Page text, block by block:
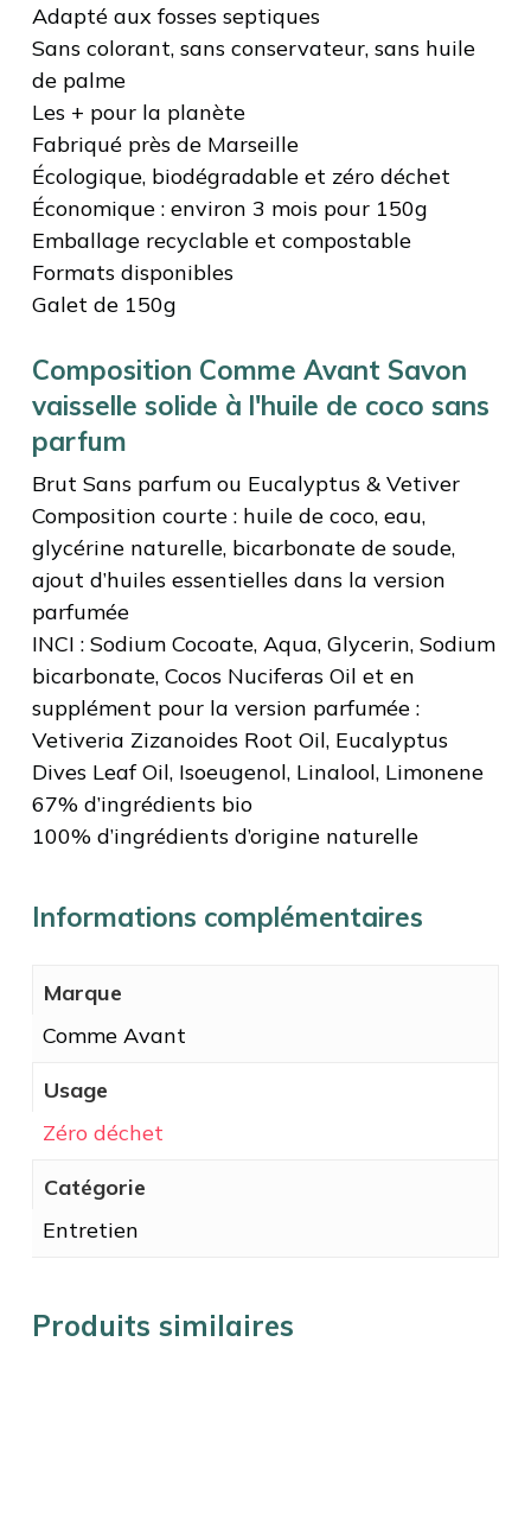
Adapté aux fosses septiques
Sans colorant, sans conservateur, sans huile
de palme
Les + pour la planète
Fabriqué près de Marseille
Écologique, biodégradable et zéro déchet
Économique : environ 3 mois pour 150g
Emballage recyclable et compostable
Formats disponibles
Galet de 150g
Composition Comme Avant Savon
vaisselle solide à l'huile de coco sans
parfum
Brut Sans parfum ou Eucalyptus & Vetiver
Composition courte : huile de coco, eau,
glycérine naturelle, bicarbonate de soude,
ajout d’huiles essentielles dans la version
parfumée
INCI : Sodium Cocoate, Aqua, Glycerin, Sodium
bicarbonate, Cocos Nuciferas Oil et en
supplément pour la version parfumée :
Vetiveria Zizanoides Root Oil, Eucalyptus
Dives Leaf Oil, Isoeugenol, Linalool, Limonene
67% d’ingrédients bio
100% d’ingrédients d’origine naturelle
Informations complémentaires
Marque
Comme Avant
Usage
Zéro déchet
Catégorie
Entretien
Produits similaires